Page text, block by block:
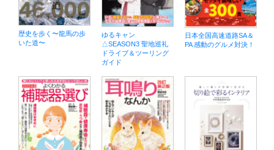
歴史を歩く〜龍馬の歩
いた道〜
ゆるキャン
△SEASON3 聖地巡礼
ドライブ＆ツーリング
ガイド
日本全国高速道路SA＆
PA 感動のグルメ対決！